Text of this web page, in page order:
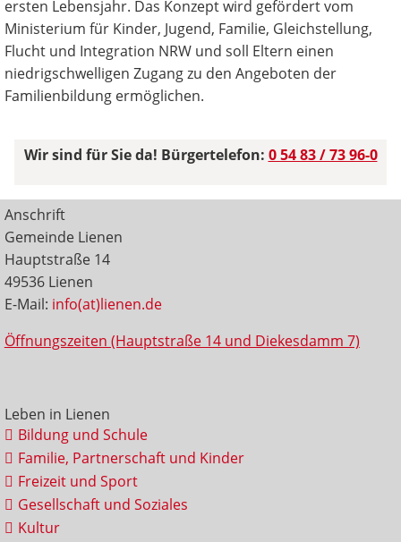
ersten Lebensjahr. Das Konzept wird gefördert vom
Ministerium für Kinder, Jugend, Familie, Gleichstellung,
Flucht und Integration NRW und soll Eltern einen
niedrigschwelligen Zugang zu den Angeboten der
Familienbildung ermöglichen.
Wir sind für Sie da! Bürgertelefon: 0 54 83 / 73 96-0
Anschrift
Gemeinde Lienen
Hauptstraße 14
49536 Lienen
E-Mail: info(at)lienen.de
Öffnungszeiten (Hauptstraße 14 und Diekesdamm 7)
Leben in Lienen
Bildung und Schule
Familie, Partnerschaft und Kinder
Freizeit und Sport
Gesellschaft und Soziales
Kultur